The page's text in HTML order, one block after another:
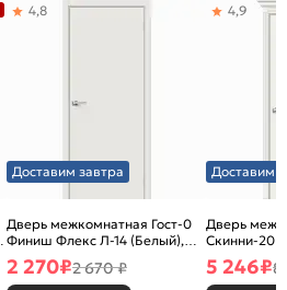
Доставим завтра
Дверь межкомнатная Гост-0
Финиш Флекс Л-14 (Белый),
глухая, каркасно-щитовая
4,8
2 270₽2 670 ₽
Доставим
Дверь
Скинни-20
декора,
без кромки,
4,9
5 246₽8